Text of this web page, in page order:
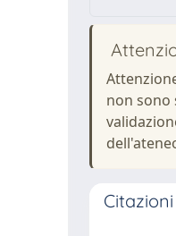
non sono
Citazioni